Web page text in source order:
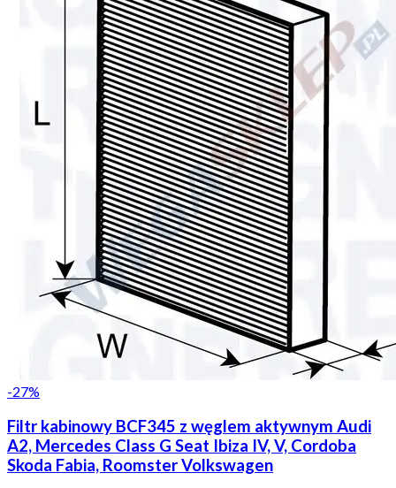
-27%
Filtr kabinowy BCF345 z węglem aktywnym Audi
A2, Mercedes Class G Seat Ibiza IV, V, Cordoba
Skoda Fabia, Roomster Volkswagen